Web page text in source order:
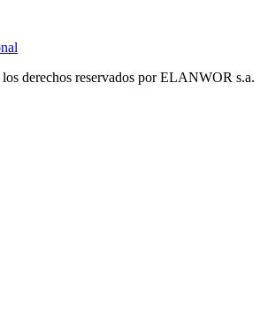
derechos reservados por ELANWOR s.a.